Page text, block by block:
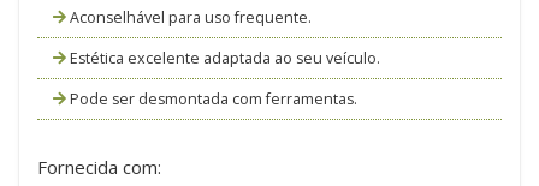
Aconselhável para uso frequente.
Estética excelente adaptada ao seu veículo.
Pode ser desmontada com ferramentas.
Fornecida com: